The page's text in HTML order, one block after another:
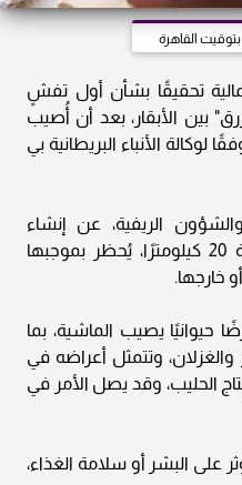
بتوقيت القاهرة
تحقيقًا بشأن أول تفشٍ
بين الأبقار، بعد أن أُصيب
لوكالة الأنباء البريطانية بي
والشؤون الريفية، عن إنشاء
منطقة سيطرة مؤقتة بمساحة 20 كيلومترًا، يُحظر بموجبها
خارجها.
حيوانيًا يصيب الماشية، بما
والغزلان، وتتمثل أعراضه في
الحليب، وقد يصل الأمر في
على البشر أو سلامة الغذاء،